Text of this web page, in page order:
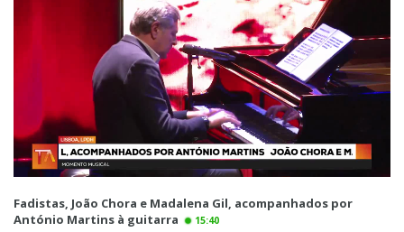
Fadistas, João Chora e Madalena Gil, acompanhados por
António Martins à guitarra
15:40